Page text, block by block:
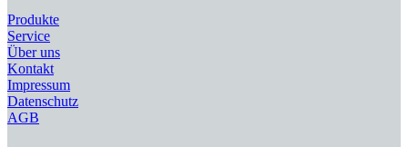
Produkte
Service
Über uns
Kontakt
Impressum
Datenschutz
AGB